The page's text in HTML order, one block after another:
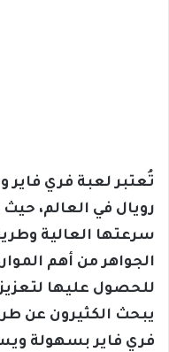
تُعتبر لعبة فري فاير
رويال في العالم،
سرعتها العالية
الجواهر من أهم
للحصول عليها
يبحث الكثيرون عن
فري فاير بسهولة